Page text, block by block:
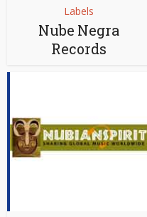
Labels
Nube Negra
Records